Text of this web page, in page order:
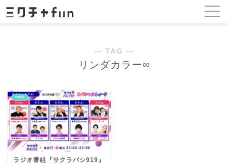
― TAG ―
リンダカラー∞
news
ラジオ番組『サクラバシ919』